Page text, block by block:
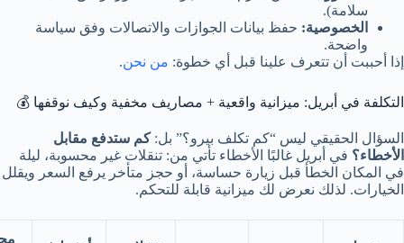
سلامة).
الخصوصية: حفظ بيانات الجوازات والاتصالات وفق سياسة
واضحة.
إذا أحببت أن تتعرف علينا قبل أي خطوة: من نحن.
التكلفة في أبريل: ميزانية واقعية + مصاريف مخفية وكيف نوقفها 💰
السؤال الحقيقي ليس “كم تكلف بيرو؟” بل:كم ستدفع مقابل
الأخطاء؟ في أبريل غالبًا الأخطاء تأتي من: تنقلات غير محسوبة، ليلة
في المكان الخطأ قبل زيارة حساسة، أو حجز متأخر يرفع السعر ويقلل
الخيارات. لذلك نعرض لك ميزانية قابلة للتحكم.